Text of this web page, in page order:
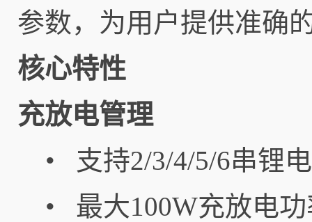
参数，为用户提供准确
核心特性
充放电管理
• 支持2/3/4/5/6串锂
• 最大100W充放电